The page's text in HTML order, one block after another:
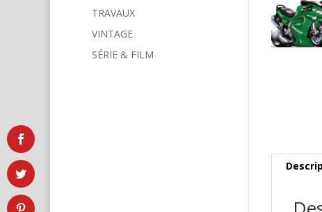
TRAVAUX
VINTAGE
SÉRIE & FILM